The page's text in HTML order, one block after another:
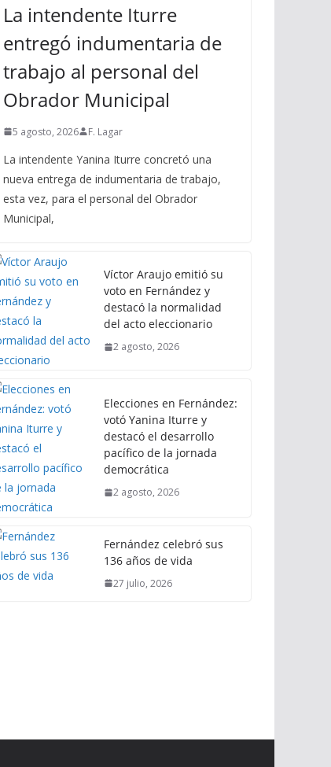
La intendente Iturre
entregó indumentaria de
trabajo al personal del
Obrador Municipal
5 agosto, 2026 F. Lagar
La intendente Yanina Iturre concretó una
nueva entrega de indumentaria de trabajo,
esta vez, para el personal del Obrador
Municipal,
Víctor Araujo emitió su
voto en Fernández y
destacó la normalidad
del acto eleccionario
2 agosto, 2026
Elecciones en Fernández:
votó Yanina Iturre y
destacó el desarrollo
pacífico de la jornada
democrática
2 agosto, 2026
Fernández celebró sus
136 años de vida
27 julio, 2026